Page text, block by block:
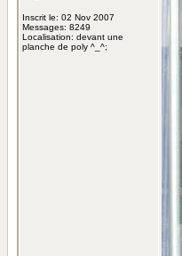
Inscrit le: 02 Nov 2007
Messages: 8249
Localisation: devant une
planche de poly ^_^;